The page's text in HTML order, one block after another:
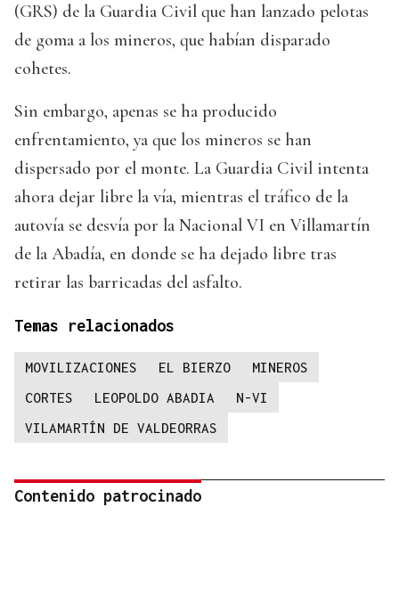
(GRS) de la Guardia Civil que han lanzado pelotas
de goma a los mineros, que habían disparado
cohetes.
Sin embargo, apenas se ha producido
enfrentamiento, ya que los mineros se han
dispersado por el monte. La Guardia Civil intenta
ahora dejar libre la vía, mientras el tráfico de la
autovía se desvía por la Nacional VI en Villamartín
de la Abadía, en donde se ha dejado libre tras
retirar las barricadas del asfalto.
Temas relacionados
MOVILIZACIONES EL BIERZO
MINEROS
CORTES
LEOPOLDO ABADIA
N-VI
VILAMARTÍN DE VALDEORRAS
Contenido patrocinado